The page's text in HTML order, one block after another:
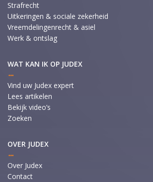
Strafrecht
Uitkeringen & sociale zekerheid
Vreemdelingenrecht & asiel
Werk & ontslag
WAT KAN IK OP JUDEX
Vind uw Judex expert
Lees artikelen
Bekijk video’s
Zoeken
OVER JUDEX
Over Judex
Contact